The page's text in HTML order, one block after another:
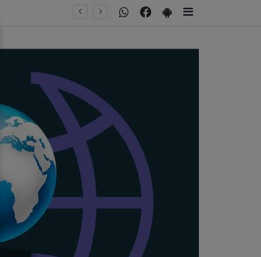
PlayStore
Facebook
WhatsApp